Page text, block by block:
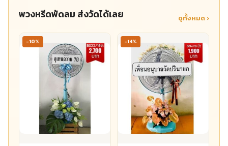
พวงหรีดพัดลม ส่งวัดได้เลย ดูทั้งหมด ›
-10% -14%